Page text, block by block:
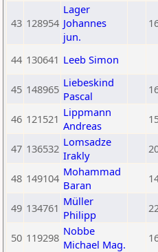
43 128954
Lager
Johannes
jun.
44 130641 Leeb Simon
45 148965 Liebeskind
Pascal
46 121521 Lippmann
Andreas
47 136532 Lomsadze
Irakly
48 149104 Mohammad
Baran
49 134761 Müller
Philipp
50 119298 Nobbe
Michael Mag.